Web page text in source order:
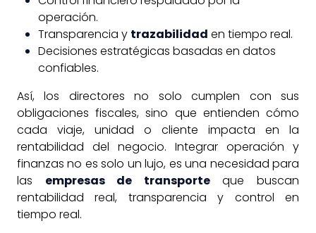
operación.
Transparencia y trazabilidad en tiempo real.
Decisiones estratégicas basadas en datos
confiables.
Así, los directores no solo cumplen con sus
obligaciones fiscales, sino que entienden cómo
cada viaje, unidad o cliente impacta en la
rentabilidad del negocio. Integrar operación y
finanzas no es solo un lujo, es una necesidad para
las empresas de transporteque buscan
rentabilidad real, transparencia y control en
tiempo real.